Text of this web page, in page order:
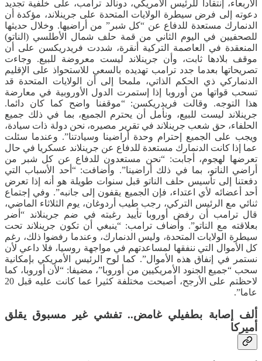
الأربعاء، إنتقادا للرئيس الأمريكي، دونالد ترامب، على خلفية تجديد
دعوته إلى فرض سيطرة الولايات المتحدة على جرينلاند، مؤكدة أن
الدنمارك مستعدة للدفاع عن “كل شبر” من أراضيها. وخلال حديثها
للصحفيين في اليوم الثاني من قمة حلف شمال الأطلسي (الناتو)
المنعقدة في العاصمة التركية أنقرة، شددت فريدريكسن على أن
موقف بلادها ثابت، وأن جرينلاند ليست معروضة للبيع. وجاءت
تصريحاتها بعدما جدد ترامب تهديده بالسعي للاستحواذ على الإقليم
الدنماركي ذي الحكم الذاتي، ملمحا إلى أن الولايات المتحدة قد
تسحب قواتها من أوروبا إذا إستمرت الدول الأوروبية في معارضة
هذا التوجه. وقالت فريدريكسن: “موقفنا واضح كما كان دائما.
جرينلاند ليست للبيع، ونأمل أن يحترم الجميع، بما في ذلك جميع
الحلفاء، حق شعب جرينلاند في تقرير مصيره، نحن دولة ذات سيادة،
ويجب على الجميع إحترام وحدة أراضينا وسيادتنا”. وعندما سئلت
عما إذا كانت الدنمارك مستعدة للدفاع عن جرينلاند عسكريا في حال
تعرضها لهجوم، أجابت: “نحن مستعدون للدفاع عن كل شبر من
أراضي الناتو، بما في ذلك أراضينا”. وأضافت: “أحد الأسباب التي
دفعتنا إلى تأسيس حلف الناتو قبل سنوات طويلة هو أنه إذا تعرض
أحد أعضائه لأي اعتداء، فإن الجميع يقفون إلى جانبه”. وفي إجتماع
ثنائي مع الرئيس التركي، رجب طيب أردوغان، يوم الثلاثاء الماضي،
قال ترامب أن رفض أوروبا تأييد رغبته في ضم جرينلاند “أضر
بعلاقته مع الناتو”. وأضاف ترامب: “ينبغي أن تكون جرينلاند تحت
سيطرة الولايات المتحدة، وليس الدنمارك، وعندما رفضوا ذلك، رغم
كل الأموال التي ننفقها لمساعدتهم في مواجهة روسيا، فلا داعي لأن
نستمر في إنفاق هذه الأموال”. كما لوح الرئيس الأمريكي بإمكانية
سحب “جميع الجنود الأمريكيين من أوروبا”، مضيفا: “لأن أوروبا، كما
لاحظتم على الأرجح، أصبحت مختلفة كثيرا عما كانت عليه قبل 20
عاما”.
ألف إصابة بطفيلي غامض.. تفشي غير مسبوق يقلق
أميركا